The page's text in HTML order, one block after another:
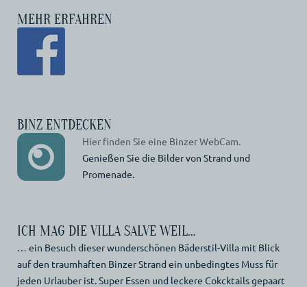
MEHR ERFAHREN
BINZ ENTDECKEN
Hier finden Sie eine Binzer WebCam.
Genießen Sie die Bilder von Strand und
Promenade.
ICH MAG DIE VILLA SALVE WEIL…
… ein Besuch dieser wunderschönen Bäderstil-Villa mit Blick
auf den traumhaften Binzer Strand ein unbedingtes Muss für
jeden Urlauber ist. Super Essen und leckere Cokcktails gepaart